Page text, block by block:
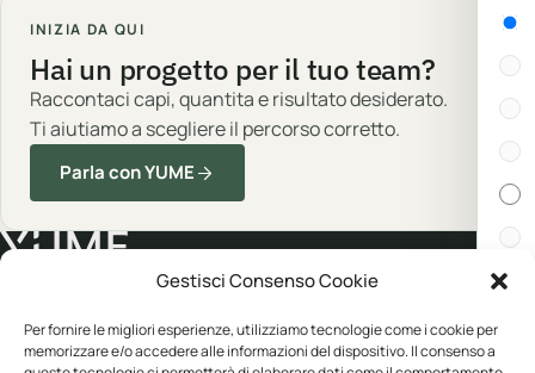
Gestisci Consenso Cookie
Per fornire le migliori esperienze, utilizziamo tecnologie come i cookie per
memorizzare e/o accedere alle informazioni del dispositivo. Il consenso a
INIZIA DA QUI
Hai un progetto per il tuo team?
Raccontaci capi, quantita e risultato desiderato.
Ti aiutiamo a scegliere il percorso corretto.
Parla con YUME
Abbigliamento professionale, neutro o
personalizzato.